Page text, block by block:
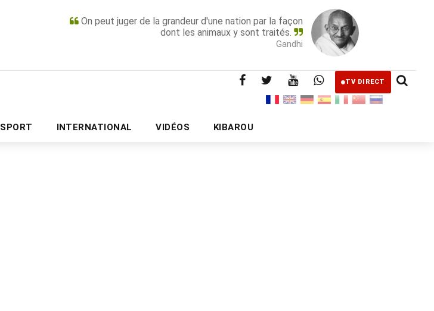
On peut juger de la grandeur d'une nation par la façon
dont les animaux y sont traités.
Gandhi
TV DIRECT
SPORT INTERNATIONAL VIDÉOS KIBAROU
PUBLICITÉ